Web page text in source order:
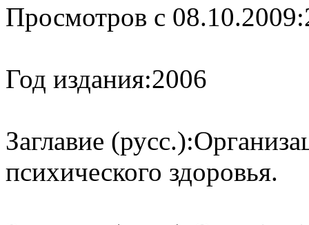
Просмотров с 08.10.2009:
Год издания:2006
Заглавие (русс.):
психического здоровья.